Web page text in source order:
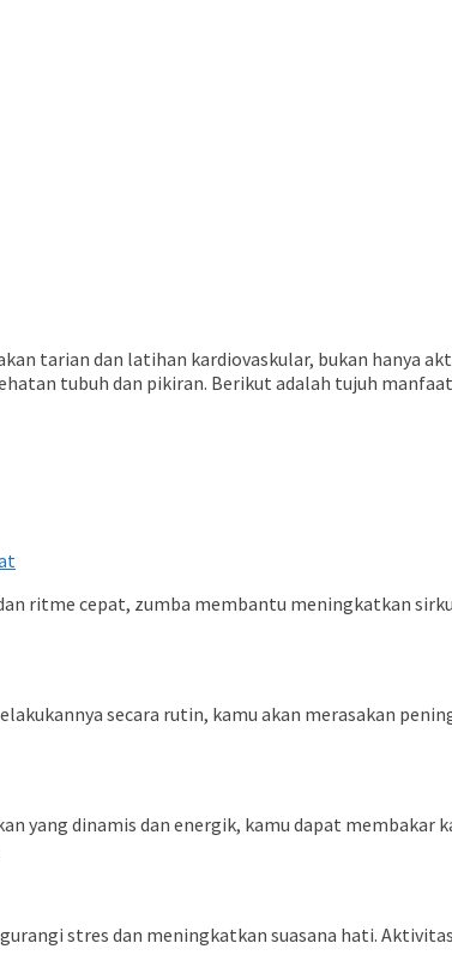
tarian dan latihan kardiovaskular, bukan hanya
tubuh dan pikiran. Berikut adalah tujuh
ritme cepat, zumba membantu meningkatkan
secara rutin, kamu akan merasakan
yang dinamis dan energik, kamu dapat
stres dan meningkatkan suasana hati.